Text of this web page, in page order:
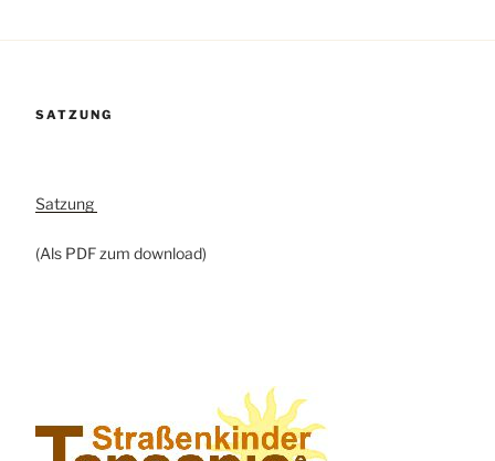
SATZUNG
Satzung
(Als PDF zum download)